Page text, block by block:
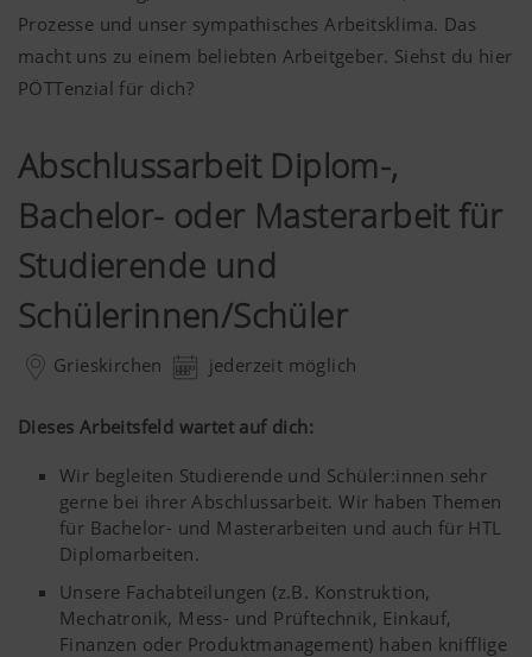
Prozesse und unser sympathisches Arbeitsklima. Das
macht uns zu einem beliebten Arbeitgeber. Siehst du hier
PÖTTenzial für dich?
Abschlussarbeit Diplom-,
Bachelor- oder Masterarbeit für
Studierende und
Schülerinnen/Schüler
Grieskirchen jederzeit möglich
Dieses Arbeitsfeld wartet auf dich:
Wir begleiten Studierende und Schüler:innen sehr
gerne bei ihrer Abschlussarbeit. Wir haben Themen
für Bachelor- und Masterarbeiten und auch für HTL
Diplomarbeiten.
Unsere Fachabteilungen (z.B. Konstruktion,
Mechatronik, Mess- und Prüftechnik, Einkauf,
Finanzen oder Produktmanagement) haben knifflige